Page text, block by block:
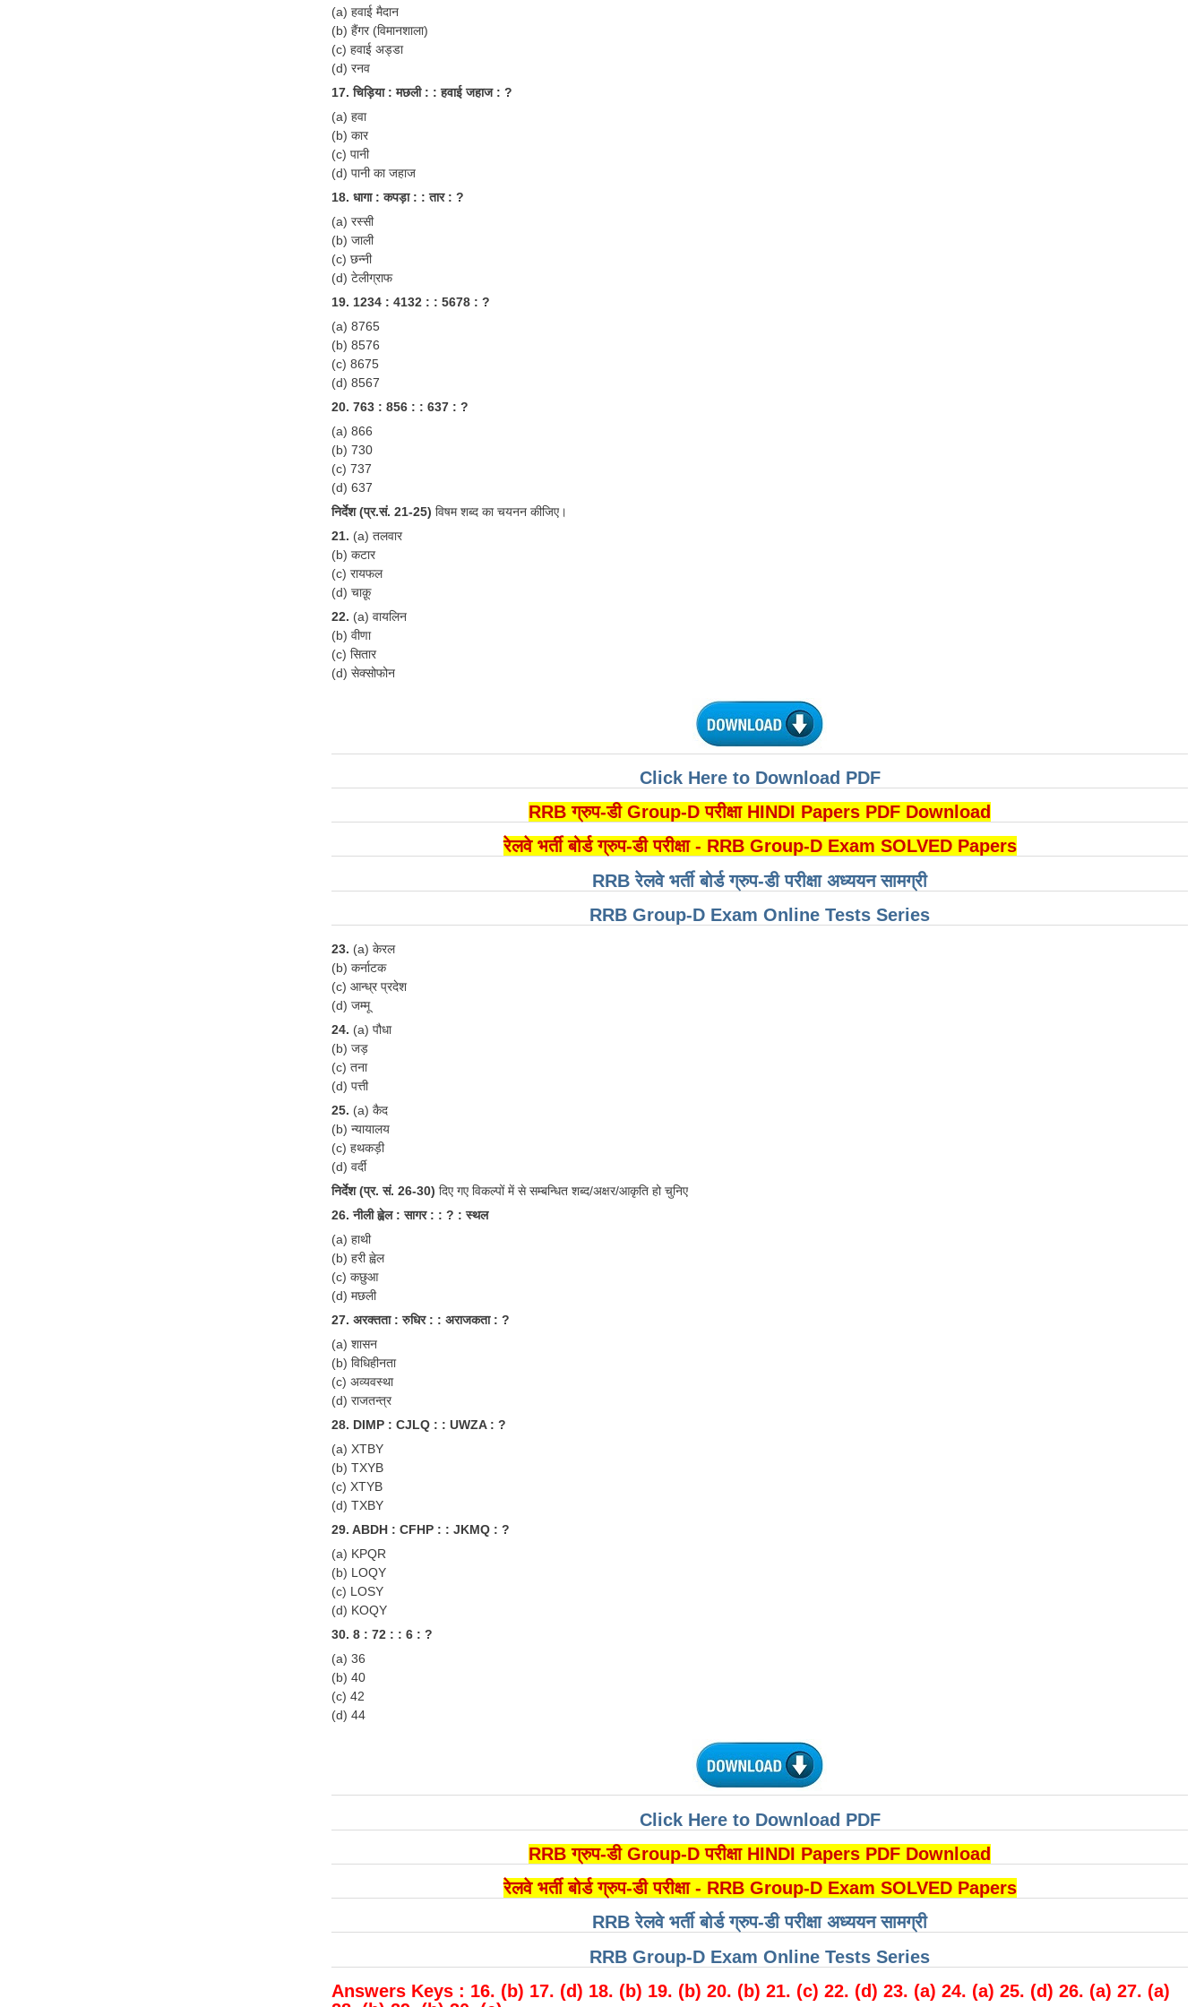
(a) हवाई मैदान
(b) हैंगर (विमानशाला)
(c) हवाई अड्डा
(d) रनव
17. चिड़िया : मछली : : हवाई जहाज : ?
(a) हवा
(b) कार
(c) पानी
(d) पानी का जहाज
18. धागा : कपड़ा : : तार : ?
(a) रस्सी
(b) जाली
(c) छन्नी
(d) टेलीग्राफ
19. 1234 : 4132 : : 5678 : ?
(a) 8765
(b) 8576
(c) 8675
(d) 8567
20. 763 : 856 : : 637 : ?
(a) 866
(b) 730
(c) 737
(d) 637
निर्देश (प्र.सं. 21-25) विषम शब्द का चयनन कीजिए।
21. (a) तलवार
(b) कटार
(c) रायफल
(d) चाक़ू
22. (a) वायलिन
(b) वीणा
(c) सितार
(d) सेक्सोफोन
Click Here to Download PDF
RRB ग्रुप-डी Group-D परीक्षा HINDI Papers PDF Download
रेलवे भर्ती बोर्ड ग्रुप-डी परीक्षा - RRB Group-D Exam SOLVED Papers
RRB रेलवे भर्ती बोर्ड ग्रुप-डी परीक्षा अध्ययन सामग्री
RRB Group-D Exam Online Tests Series
23. (a) केरल
(b) कर्नाटक
(c) आन्ध्र प्रदेश
(d) जम्मू
24. (a) पौधा
(b) जड़
(c) तना
(d) पत्ती
25. (a) कैद
(b) न्यायालय
(c) हथकड़ी
(d) वर्दी
निर्देश (प्र. सं. 26-30) दिए गए विकल्पों में से सम्बन्धित शब्द/अक्षर/आकृति हो चुनिए
26. नीली ह्वेल : सागर : : ? : स्थल
(a) हाथी
(b) हरी ह्वेल
(c) कछुआ
(d) मछली
27. अरक्तता : रुधिर : : अराजकता : ?
(a) शासन
(b) विधिहीनता
(c) अव्यवस्था
(d) राजतन्त्र
28. DIMP : CJLQ : : UWZA : ?
(a) XTBY
(b) TXYB
(c) XTYB
(d) TXBY
29. ABDH : CFHP : : JKMQ : ?
(a) KPQR
(b) LOQY
(c) LOSY
(d) KOQY
30. 8 : 72 : : 6 : ?
(a) 36
(b) 40
(c) 42
(d) 44
Click Here to Download PDF
RRB ग्रुप-डी Group-D परीक्षा HINDI Papers PDF Download
रेलवे भर्ती बोर्ड ग्रुप-डी परीक्षा - RRB Group-D Exam SOLVED Papers
RRB रेलवे भर्ती बोर्ड ग्रुप-डी परीक्षा अध्ययन सामग्री
RRB Group-D Exam Online Tests Series
Answers Keys : 16. (b) 17. (d) 18. (b) 19. (b) 20. (b) 21. (c) 22. (d) 23. (a) 24. (a) 25. (d) 26. (a) 27. (a)